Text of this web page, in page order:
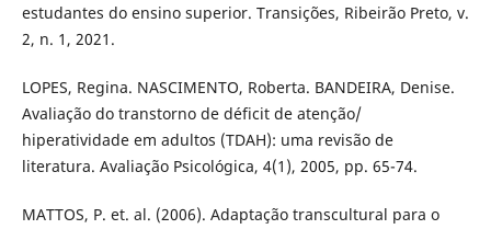
estudantes do ensino superior. Transições, Ribeirão Preto, v.
2, n. 1, 2021.
LOPES, Regina. NASCIMENTO, Roberta. BANDEIRA, Denise.
Avaliação do transtorno de déficit de atenção/
hiperatividade em adultos (TDAH): uma revisão de
literatura. Avaliação Psicológica, 4(1), 2005, pp. 65-74.
MATTOS, P. et. al. (2006). Adaptação transcultural para o